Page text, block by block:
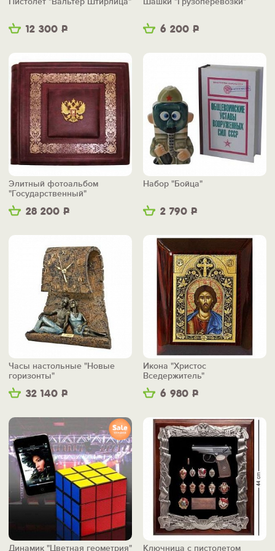
12 300 Р 6 200 Р
28 200 Р
Элитный фотоальбом
"Государственный"
2 790 Р
Набор "Бойца"
32 140 Р
Часы настольные "Новые
горизонты"
6 980 Р
Икона "Христос
Вседержитель"
Динамик "Цветная геометрия"
Ключница с пистолетом